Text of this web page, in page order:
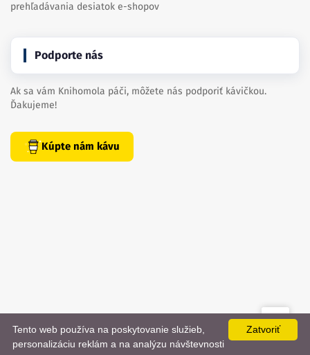
prehľadávania desiatok e-shopov
Podporte nás
Ak sa vám Knihomola páči, môžete nás podporiť kávičkou.
Ďakujeme!
Kúpte nám kávu
created bydanielhrenak.sk
Zatvoriť
Tento web používa na poskytovanie služieb,
personalizáciu reklám a na analýzu návštevnosti